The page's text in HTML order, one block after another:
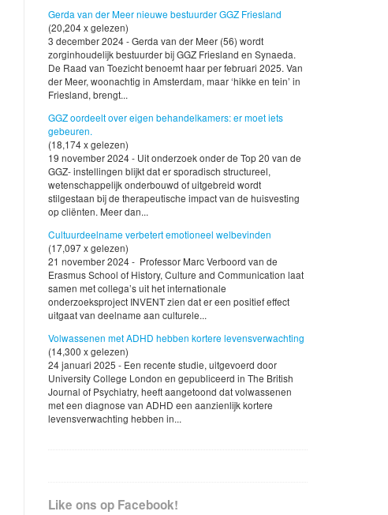
Gerda van der Meer nieuwe bestuurder GGZ Friesland
(20,204 x gelezen)
3 december 2024 - Gerda van der Meer (56) wordt
zorginhoudelijk bestuurder bij GGZ Friesland en Synaeda.
De Raad van Toezicht benoemt haar per februari 2025. Van
der Meer, woonachtig in Amsterdam, maar ‘hikke en tein’ in
Friesland, brengt...
GGZ oordeelt over eigen behandelkamers: er moet iets
gebeuren.
(18,174 x gelezen)
19 november 2024 - Uit onderzoek onder de Top 20 van de
GGZ- instellingen blijkt dat er sporadisch structureel,
wetenschappelijk onderbouwd of uitgebreid wordt
stilgestaan bij de therapeutische impact van de huisvesting
op cliënten. Meer dan...
Cultuurdeelname verbetert emotioneel welbevinden
(17,097 x gelezen)
21 november 2024 - Professor Marc Verboord van de
Erasmus School of History, Culture and Communication laat
samen met collega’s uit het internationale
onderzoeksproject INVENT zien dat er een positief effect
uitgaat van deelname aan culturele...
Volwassenen met ADHD hebben kortere levensverwachting
(14,300 x gelezen)
24 januari 2025 - Een recente studie, uitgevoerd door
University College London en gepubliceerd in The British
Journal of Psychiatry, heeft aangetoond dat volwassenen
met een diagnose van ADHD een aanzienlijk kortere
levensverwachting hebben in...
Like ons op Facebook!